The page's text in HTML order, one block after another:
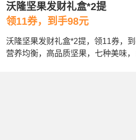
沃隆坚果发财礼盒*2提
领11券，到手98元
沃隆坚果发财礼盒*2提，领11券，
营养均衡，高品质坚果，七种美味，